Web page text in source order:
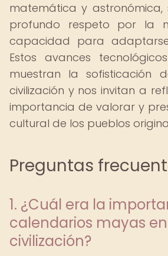
matemática y astronómica,
profundo respeto por la
capacidad para
Estos avances
muestran la sofisticación
civilización y nos invitan a
importancia de valorar y
cultural de los pueblos
Preguntas
1. ¿Cuál era la
calendarios mayas
civilización?